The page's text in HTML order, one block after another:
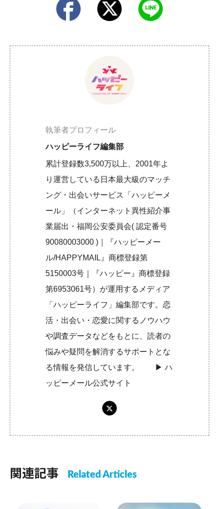
執筆者プロフィール
ハッピーライフ編集部
累計登録数3,500万以上、2001年よ
り運営している日本最大級のマッチ
ング・出会いサービス「ハッピーメ
ール」（インターネット異性紹介事
業届出・福岡公安委員会( 認定番号
90080003000 )｜『ハッピーメー
ル/HAPPYMAIL』商標登録第
5150003号｜『ハッピー』商標登録
第6953061号）が運用するメディア
「ハッピーライフ」編集部です。恋
活・出会い・恋愛に関するノウハウ
や調査データなどをもとに、読者の
悩みや疑問を解消するサポートとな
る情報を発信しています。 ▶︎ハ
ッピーメール公式サイト
関連記事 Related Articles